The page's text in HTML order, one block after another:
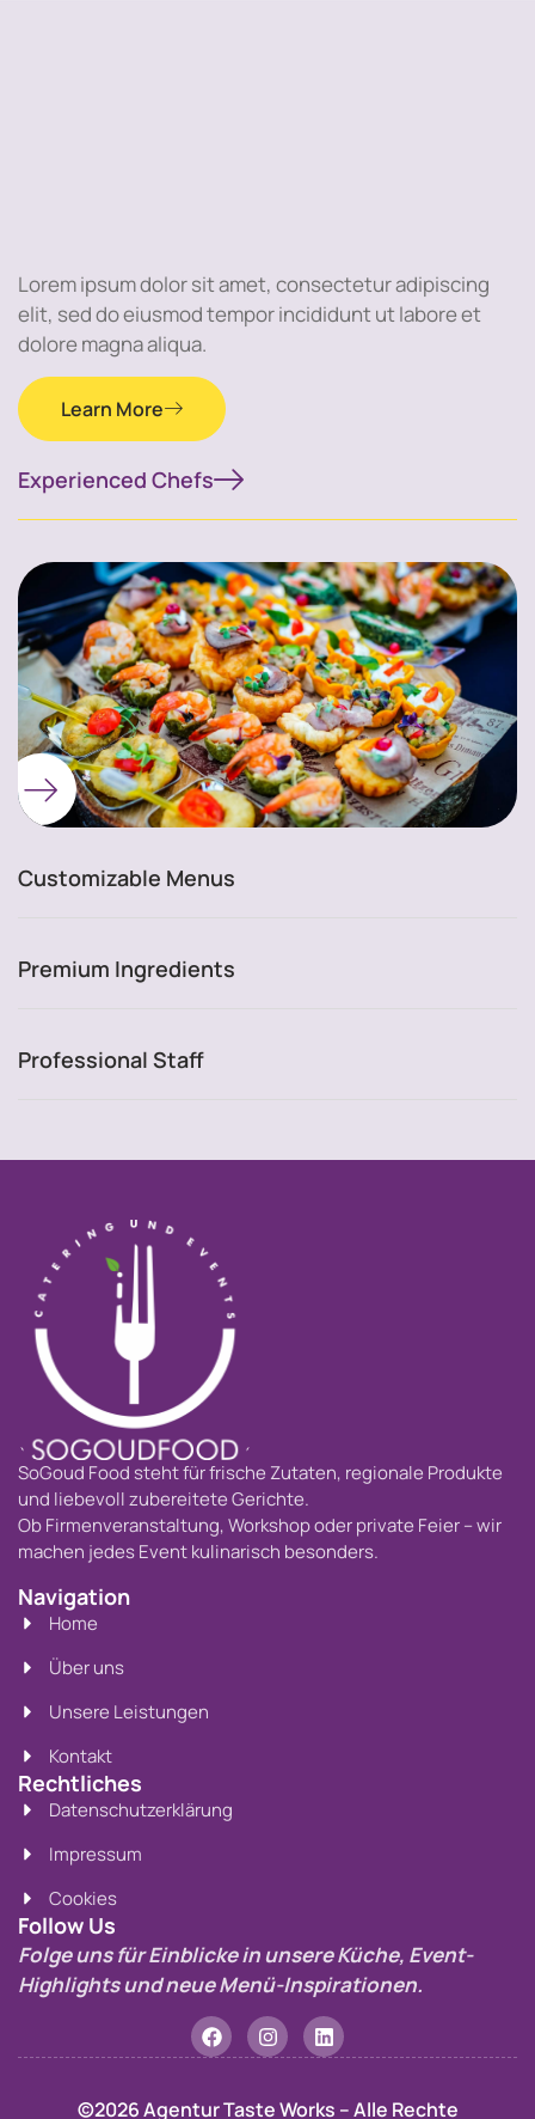
Lorem ipsum dolor sit amet, consectetur adipiscing
elit, sed do eiusmod tempor incididunt ut labore et
dolore magna aliqua.
Learn More
Experienced Chefs
Customizable Menus
Premium Ingredients
Professional Staff
sit amet, consectetur
SoGoud Food steht für frische Zutaten, regionale Produkte
und liebevoll zubereitete Gerichte.
Ob Firmenveranstaltung, Workshop oder private Feier – wir
machen jedes Event kulinarisch besonders.
Navigation
Home
Über uns
Unsere Leistungen
Kontakt
Rechtliches
Datenschutzerklärung
Impressum
Cookies
Follow Us
Folge uns für Einblicke in unsere Küche, Event-
Highlights und neue Menü-Inspirationen.
©2026 Agentur Taste Works – Alle Rechte